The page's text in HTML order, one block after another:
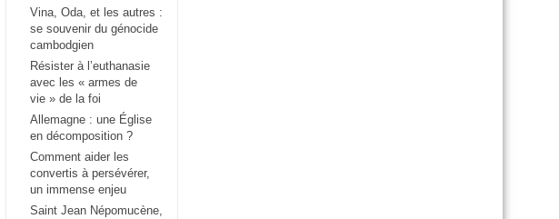
Vina, Oda, et les autres :
se souvenir du génocide
cambodgien
Résister à l’euthanasie
avec les « armes de
vie » de la foi
Allemagne : une Église
en décomposition ?
Comment aider les
convertis à persévérer,
un immense enjeu
Saint Jean Népomucène,